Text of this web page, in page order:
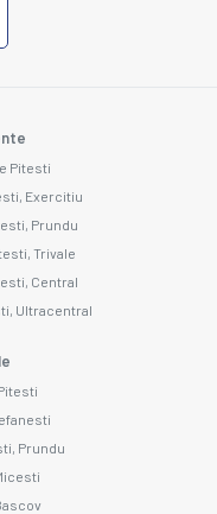
Pitesti
Exercitiu
Prundu
Trivale
Central
Ultracentral
Prundu